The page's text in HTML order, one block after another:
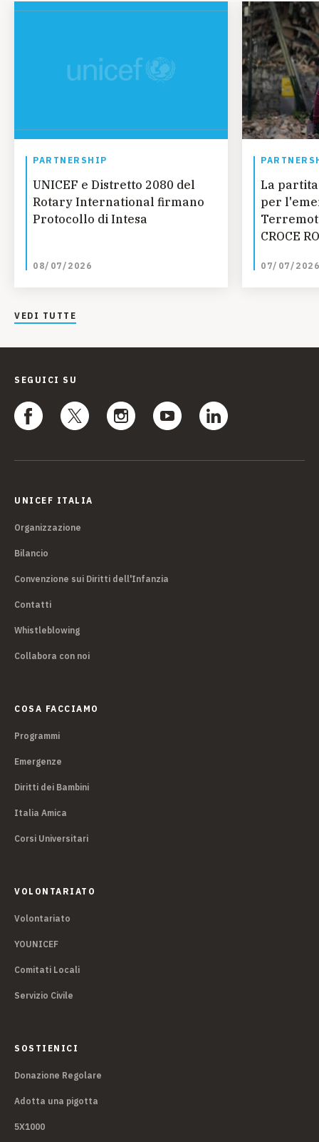
PARTNERSHIP
UNICEF e Distretto 2080 del
Rotary International firmano
Protocollo di Intesa
08/07/2026
La
per
CROCE
progetti
07/07/2026
VEDI TUTTE
SEGUICI SU
UNICEF ITALIA
Organizzazione
Bilancio
Convenzione sui Diritti dell'Infanzia
Contatti
Whistleblowing
Collabora con noi
COSA FACCIAMO
Programmi
Emergenze
Diritti dei Bambini
Italia Amica
Corsi Universitari
VOLONTARIATO
Volontariato
YOUNICEF
Comitati Locali
Servizio Civile
SOSTIENICI
Donazione Regolare
Adotta una pigotta
5X1000